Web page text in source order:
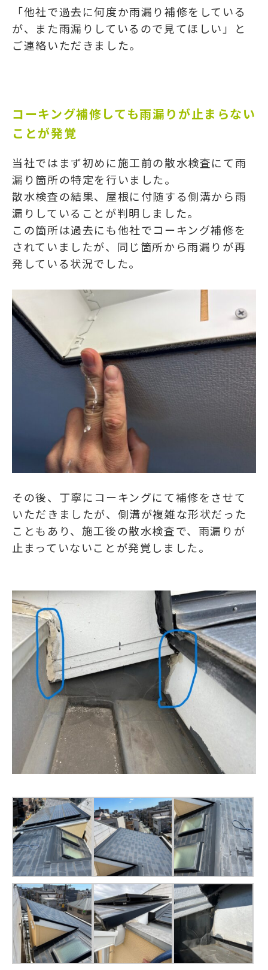
「他社で過去に何度か雨漏り補修をしている
が、また雨漏りしているので見てほしい」と
ご連絡いただきました。
コーキング補修しても雨漏りが止まらない
ことが発覚
当社ではまず初めに施工前の散水検査にて雨
漏り箇所の特定を行いました。
散水検査の結果、屋根に付随する側溝から雨
漏りしていることが判明しました。
この箇所は過去にも他社でコーキング補修を
されていましたが、同じ箇所から雨漏りが再
発している状況でした。
その後、丁寧にコーキングにて補修をさせて
いただきましたが、側溝が複雑な形状だった
こともあり、施工後の散水検査で、雨漏りが
止まっていないことが発覚しました。